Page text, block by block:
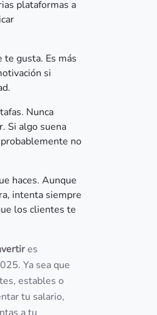
plataformas a
gusta. Es más
si
Nunca
Si algo suena
no
haces. Aunque
intenta siempre
los clientes te
es
Ya sea que
estables o
tu salario,